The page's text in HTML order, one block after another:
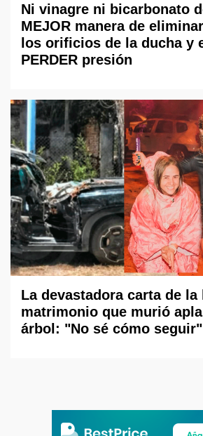
Ni vinagre ni bicarbonato
MEJOR manera de
los orificios de la ducha y
PERDER presión
La devastadora carta de la
matrimonio que murió
árbol: "No sé cómo seguir"